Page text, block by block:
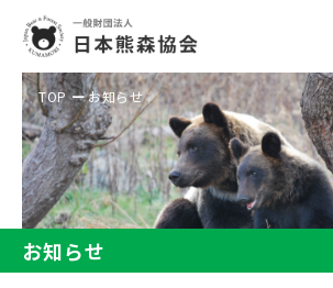
TOP お知らせ
お知らせ